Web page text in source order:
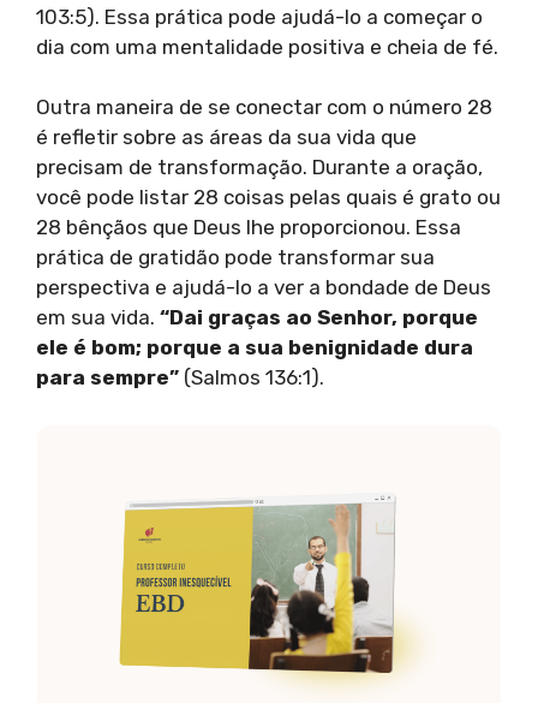
103:5). Essa prática pode ajudá-lo a começar o
dia com uma mentalidade positiva e cheia de fé.
Outra maneira de se conectar com o número 28
é refletir sobre as áreas da sua vida que
precisam de transformação. Durante a oração,
você pode listar 28 coisas pelas quais é grato ou
28 bênçãos que Deus lhe proporcionou. Essa
prática de gratidão pode transformar sua
perspectiva e ajudá-lo a ver a bondade de Deus
em sua vida. “Dai graças ao Senhor, porque
ele é bom; porque a sua benignidade dura
para sempre” (Salmos 136:1).